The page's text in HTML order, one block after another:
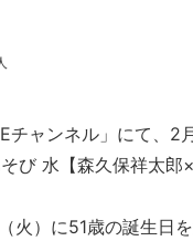
チャンネル」にて、2
び 水【森久保祥太郎
火）に51歳の誕生日